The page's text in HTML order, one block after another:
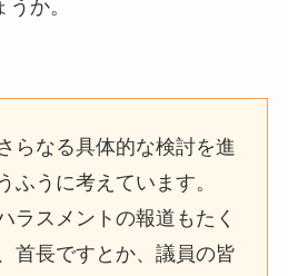
か。
らなる具体的な検討を進
ふうに考えています。
ラスメントの報道もたく
首長ですとか、議員の皆